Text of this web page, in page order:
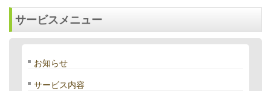
サービスメニュー
お知らせ
サービス内容